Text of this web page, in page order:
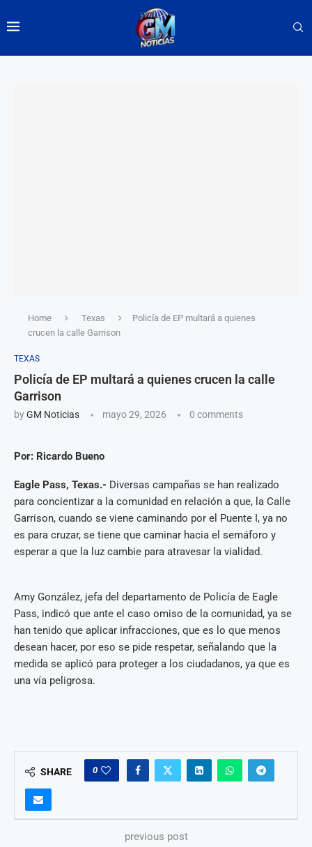
Home Texas
Policía de EP multará a quienes
crucen la calle Garrison
TEXAS
Policía de EP multará a quienes crucen la calle
Garrison
byGM Noticias mayo 29, 2026 0 comments
Por: Ricardo Bueno
Eagle Pass, Texas.- Diversas campañas se han realizado
para concientizar a la comunidad en relación a que, la Calle
Garrison, cuando se viene caminando por el Puente I, ya no
es para cruzar, se tiene que caminar hacia el semáforo y
esperar a que la luz cambie para atravesar la vialidad.
Amy González, jefa del departamento de Policía de Eagle
Pass, indicó que ante el caso omiso de la comunidad, ya se
han tenido que aplicar infracciones, que es lo que menos
desean hacer, por eso se pide respetar, señalando que la
medida se aplicó para proteger a los ciudadanos, ya que es
una vía peligrosa.
SHARE 0
previous post